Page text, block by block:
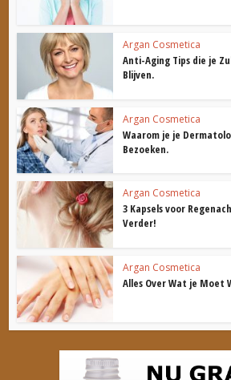
Argan Cosmetica
Anti-Aging Tips die je
Blijven.
Argan Cosmetica
Waarom je je
Bezoeken.
Argan Cosmetica
3 Kapsels voor
Verder!
Argan Cosmetica
Alles Over Wat je Moet